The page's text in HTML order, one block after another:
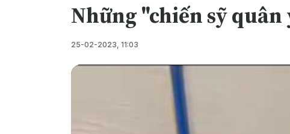
Những "chiến sỹ
25-02-2023, 11:03